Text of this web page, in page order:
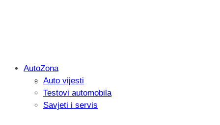
Savjetujemo: Što učiniti kada vaš
AutoZona
Auto vijesti
Testovi automobila
Savjeti i servis